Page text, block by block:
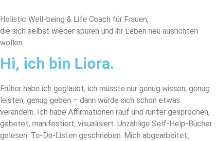
Holistic Well-being & Life Coach für Frauen,
die sich selbst wieder spüren und ihr Leben neu ausrichten
wollen.
Hi, ich bin Liora.
Früher habe ich geglaubt, ich müsste nur genug wissen, genug
leisten, genug geben – dann würde sich schon etwas
verändern. Ich habe Affirmationen rauf und runter gesprochen,
gebetet, manifestiert, visualisiert. Unzählige Self-Help-Bücher
gelesen. To-Do-Listen geschrieben. Mich abgearbeitet,